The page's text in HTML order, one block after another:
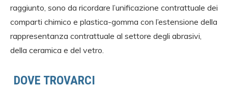
raggiunto, sono da ricordare l’unificazione contrattuale dei
comparti chimico e plastica-gomma con l’estensione della
rappresentanza contrattuale al settore degli abrasivi,
della ceramica e del vetro.
DOVE TROVARCI